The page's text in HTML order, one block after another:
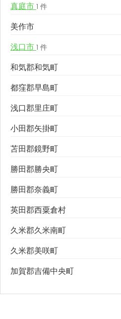
真庭市 1 件
美作市
浅口市 1 件
和気郡和気町
都窪郡早島町
浅口郡里庄町
小田郡矢掛町
苫田郡鏡野町
勝田郡勝央町
勝田郡奈義町
英田郡西粟倉村
久米郡久米南町
久米郡美咲町
加賀郡吉備中央町